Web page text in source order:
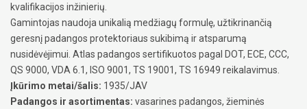
kvalifikacijos inžinierių.
Gamintojas naudoja unikalią medžiagų formulę, užtikrinančią
geresnį padangos protektoriaus sukibimą ir atsparumą
nusidėvėjimui. Atlas padangos sertifikuotos pagal DOT, ECE, CCC,
QS 9000, VDA 6.1, ISO 9001, TS 19001, TS 16949 reikalavimus.
Įkūrimo metai/šalis: 1935/JAV
Padangos ir asortimentas: vasarines padangos, žieminės